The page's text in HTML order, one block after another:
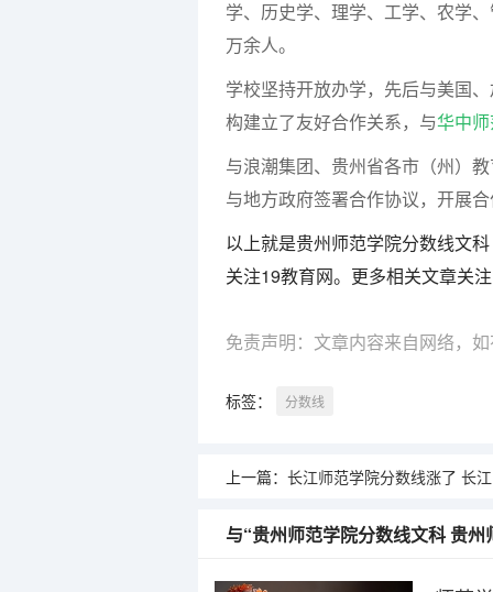
学、历史学、理学、工学、农学
万余人。
学校坚持开放办学，先后与美国
构建立了友好合作关系，与华中
与浪潮集团、贵州省各市（州）
与地方政府签署合作协议，开展
以上就是贵州师范学院分数线文
关注19教育网。更多相关文章关
免责声明：文章内容来自网络，
标签： 分数线
上一篇： 长江师范学院分数线涨了 长江师范学院音乐
与“贵州师范学院分数线文科 贵